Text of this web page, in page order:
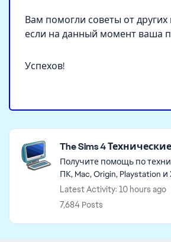
Вам помогли советы от
если на данный момент ваша
Успехов!
Featured Places
The Sims 4
Получите помощь по
ПК, Mac, Origin, Playstation и
Latest Activity: 10 hours ago
7,684 Posts